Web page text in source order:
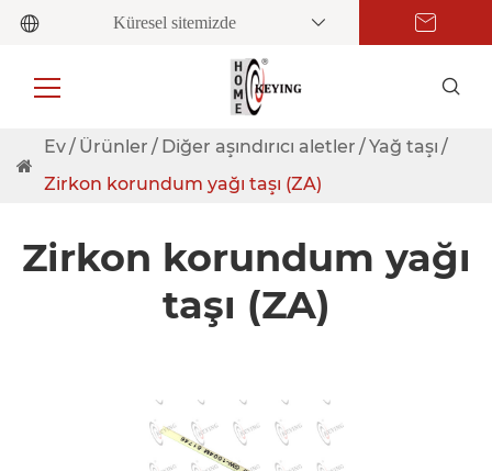
Küresel sitemizde
Ev Ürünler Diğer aşındırıcı aletler
Yağ taşı
Zirkon korundum yağı taşı (ZA)
Zirkon korundum yağı
taşı (ZA)